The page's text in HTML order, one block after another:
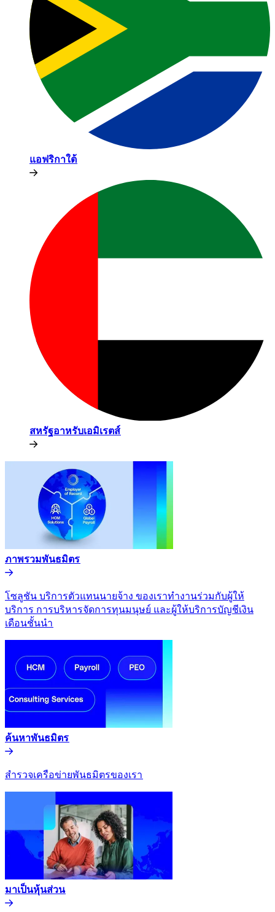
แอฟริกาใต้​​
สหรัฐอาหรับเอมิเรตส์​​
ภาพรวมพันธมิตร​​
โซลูชัน บริการตัวแทนนายจ้าง ของเราทำงานร่วมกับผู้ให้
บริการ การบริหารจัดการทุนมนุษย์ และผู้ให้บริการบัญชีเงิน
เดือนชั้นนำ​​
ค้นหาพันธมิตร​​
สำรวจเครือข่ายพันธมิตรของเรา​​
มาเป็นหุ้นส่วน​​